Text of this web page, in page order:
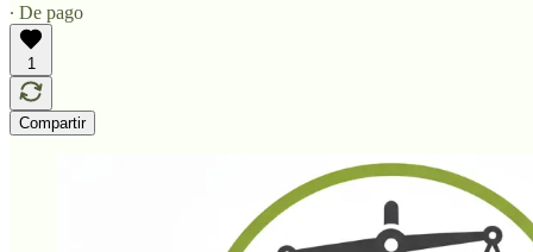
∙ De pago
1
Compartir